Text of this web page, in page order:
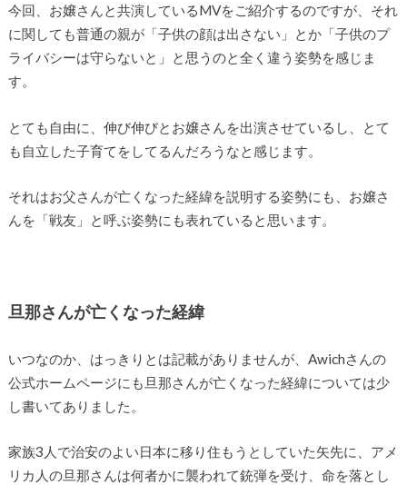
今回、お嬢さんと共演しているMVをご紹介するのですが、それ
に関しても普通の親が「子供の顔は出さない」とか「子供のプ
ライバシーは守らないと」と思うのと全く違う姿勢を感じま
す。
とても自由に、伸び伸びとお嬢さんを出演させているし、とて
も自立した子育てをしてるんだろうなと感じます。
それはお父さんが亡くなった経緯を説明する姿勢にも、お嬢さ
んを「戦友」と呼ぶ姿勢にも表れていると思います。
旦那さんが亡くなった経緯
いつなのか、はっきりとは記載がありませんが、Awichさんの
公式ホームページにも旦那さんが亡くなった経緯については少
し書いてありました。
家族3人で治安のよい日本に移り住もうとしていた矢先に、アメ
リカ人の旦那さんは何者かに襲われて銃弾を受け、命を落とし